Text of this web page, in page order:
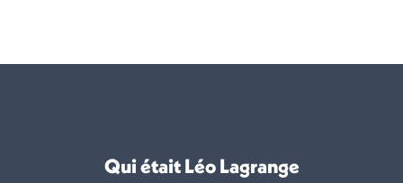
Qui était Léo Lagrange